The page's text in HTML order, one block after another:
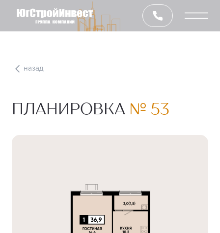
назад
ПЛАНИРОВКА № 53